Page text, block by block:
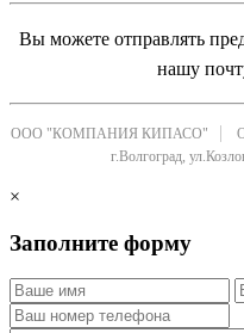
Вы можете отправлять
нашу
ООО "КОМПАНИЯ КИПАСО"
г.Волгоград,
×
Заполните форму